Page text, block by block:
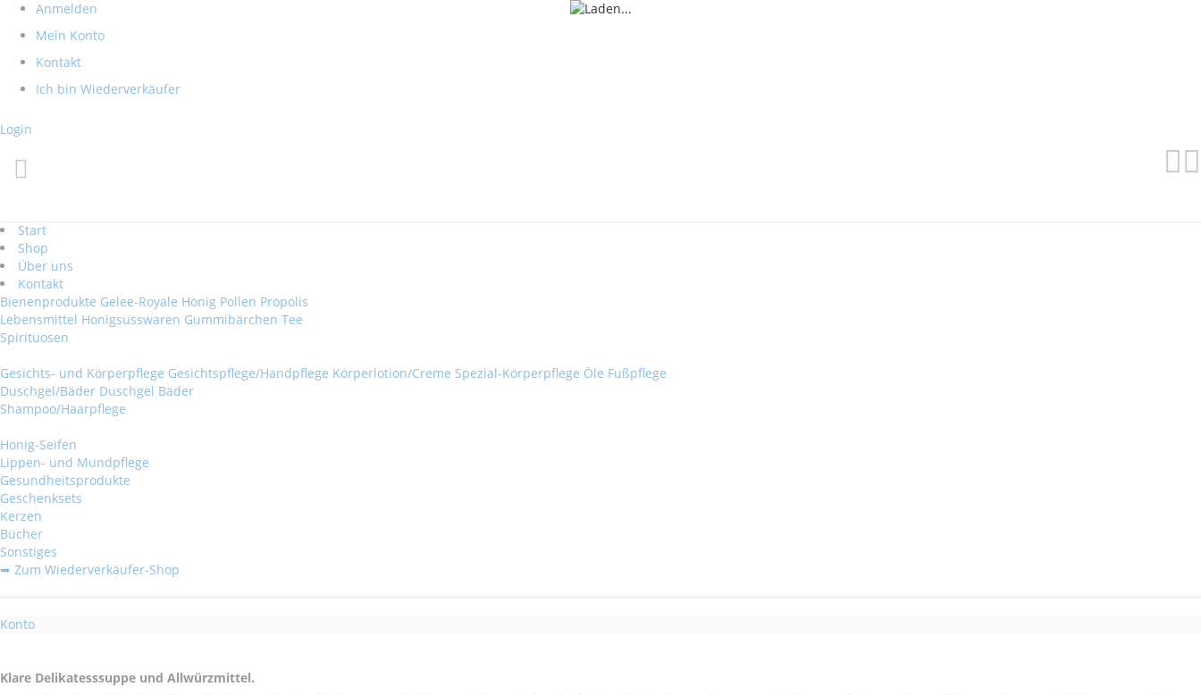
Direkt
Inhalt
Anmelden
Mein Konto
Kontakt
Ich bin Wiederverkäufer
Login
Start
Shop
Über uns
Kontakt
Bienenprodukte Gelee-Royale Honig Pollen Propolis
Lebensmittel Honigsüsswaren Gummibärchen Tee
Spirituosen
Gesichts- und Körperpflege Gesichtspflege/Handpflege Körperlotion/Creme Spezial-Körperpflege Öle Fußpflege
Duschgel/Bäder Duschgel Bäder
Shampoo/Haarpflege
Honig-Seifen
Lippen- und Mundpflege
Gesundheitsprodukte
Geschenksets
Kerzen
Bücher
Sonstiges
➥ Zum Wiederverkäufer-Shop
Konto
Klare Delikatesssuppe und Allwürzmittel.